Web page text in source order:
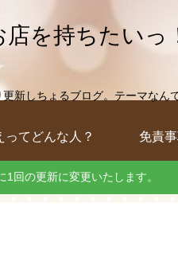
を持ちたいっ
新しちょるブログ。テーマなん
ってどんな人？ 免責
回の更新に変更いたします。